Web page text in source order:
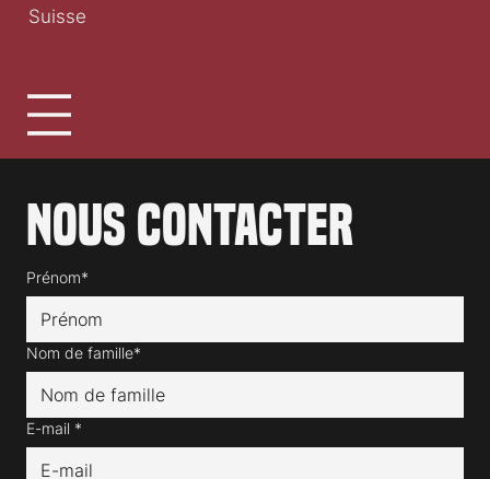
Nous contacter
Prénom*
Nom de famille*
E-mail *
Suisse